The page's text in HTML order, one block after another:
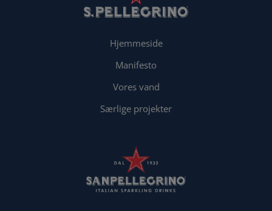
Hjemmeside
Manifesto
Vores vand
Særlige projekter